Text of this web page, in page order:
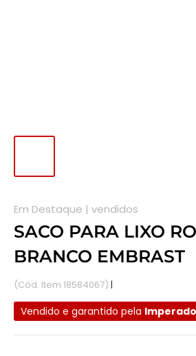
Em Destaque | vendidos
SACO PARA LIXO
BRANCO EMBRAST
(Cód. Item 18584067) |
Vendido e garantido pela